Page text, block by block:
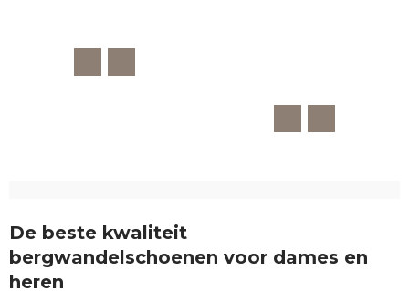
De beste kwaliteit
bergwandelschoenen voor dames en
heren